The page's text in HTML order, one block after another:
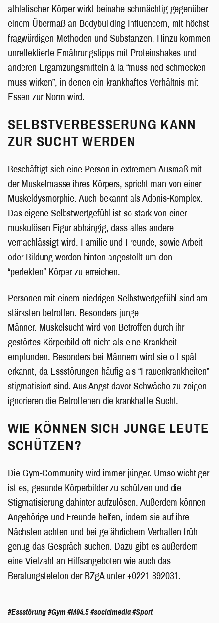
athletischer Körper wirkt beinahe schmächtig gegenüber
einem Übermaß an Bodybuilding Influencern, mit höchst
fragwürdigen Methoden und Substanzen. Hinzu kommen
unreflektierte Ernährungstipps mit Proteinshakes und
anderen Ergämzungsmitteln à la “muss ned schmecken
muss wirken”, in denen ein krankhaftes Verhältnis mit
Essen zur Norm wird.
SELBSTVERBESSERUNG KANN
ZUR SUCHT WERDEN
Beschäftigt sich eine Person in extremem Ausmaß mit
der Muskelmasse ihres Körpers, spricht man von einer
Muskeldysmorphie. Auch bekannt als Adonis-Komplex.
Das eigene Selbstwertgefühl ist so stark von einer
muskulösen Figur abhängig, dass alles andere
vernachlässigt wird. Familie und Freunde, sowie Arbeit
oder Bildung werden hinten angestellt um den
“perfekten” Körper zu erreichen.
Personen mit einem niedrigen Selbstwertgefühl sind am
stärksten betroffen. Besonders junge
Männer. Muskelsucht wird von Betroffen durch ihr
gestörtes Körperbild oft nicht als eine Krankheit
empfunden. Besonders bei Männern wird sie oft spät
erkannt, da Essstörungen häufig als “Frauenkrankheiten”
stigmatisiert sind. Aus Angst davor Schwäche zu zeigen
ignorieren die Betroffenen die krankhafte Sucht.
WIE KÖNNEN SICH JUNGE LEUTE
SCHÜTZEN?
Die Gym-Community wird immer jünger. Umso wichtiger
ist es, gesunde Körperbilder zu schützen und die
Stigmatisierung dahinter aufzulösen. Außerdem können
Angehörige und Freunde helfen, indem sie auf ihre
Nächsten achten und bei gefährlichem Verhalten früh
genug das Gespräch suchen. Dazu gibt es außerdem
eine Vielzahl an Hilfsangeboten wie auch das
Beratungstelefon der BZgA unter +0221 892031.
#Essstörung #Gym #M94.5 #socialmedia #Sport